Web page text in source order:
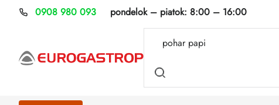
Prejsť
0908 980 093 pondelok – piatok: 8:00 – 16:00